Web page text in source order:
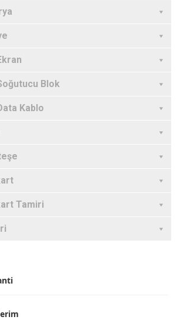
Blok
Kablo
Tamiri